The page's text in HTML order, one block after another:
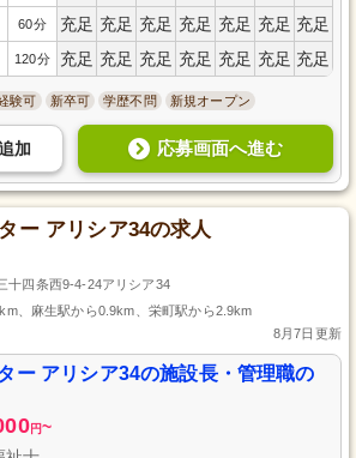
60分 充足 充足 充足 充足 充足 充足 充足
120分 充足 充足 充足 充足 充足 充足 充足
験可 新卒可 学歴不問 新規オープン
加 応募画面へ進む
ー アリシア34の求人
十四条西9-4-24アリシア34
、麻生駅から0.9km、栄町駅から2.9km
8月7日更新
ー アリシア34の施設長・管理職の
円~